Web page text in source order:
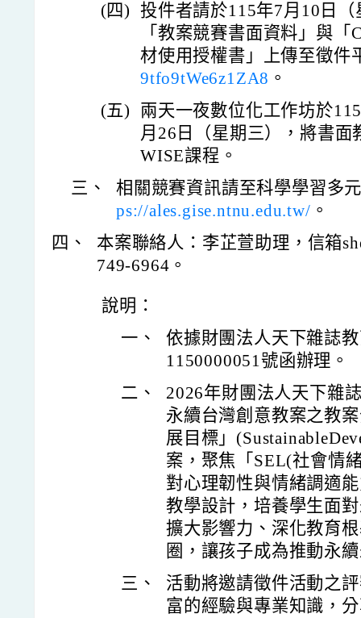
(四) 投件者請於115年7月10日
「教案競賽書面資料」與
材使用授權書」上傳至徵件
9tfo9tWe6z1ZA8 。
(五)
兩天一夜數位化工作坊於
月26日（星期三），將書
WISE課程。
三、
相關競賽資訊請至科學學習多
ps://ales.gise.ntnu.edu.tw/ 。
四、
本案聯絡人：李芷萱助理，信箱
749-6964。
說明：
一、
依據財團法人天下雜誌
1150000051號函辦理。
二、
2026年財團法人天下雜
永續台灣創意教案之教
展目標」
案，聚焦「SEL(社會情
對心理韌性與情緒調適
教學設計，培養學生面
擴大影響力、深化教育
圈，讓孩子成為推動永
三、
活動將邀請徵件活動之
富的經驗與專業知識，